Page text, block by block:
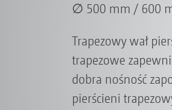
∅ 500 mm / 600
Trapezowy wał
trapezowe
dobra nośność
pierścieni